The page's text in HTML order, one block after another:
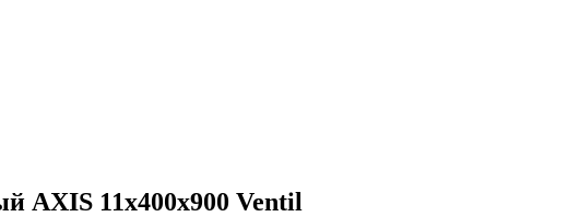
AXIS 11х400х900 Ventil